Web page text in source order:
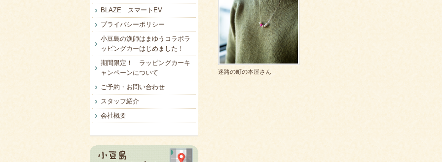
迷路の町の本屋さん
BLAZE スマートEV
プライバシーポリシー
小豆島の漁師はまゆうコラボラ
ッピングカーはじめました！
期間限定！ ラッピングカーキ
ャンペーンについて
ご予約・お問い合わせ
スタッフ紹介
会社概要